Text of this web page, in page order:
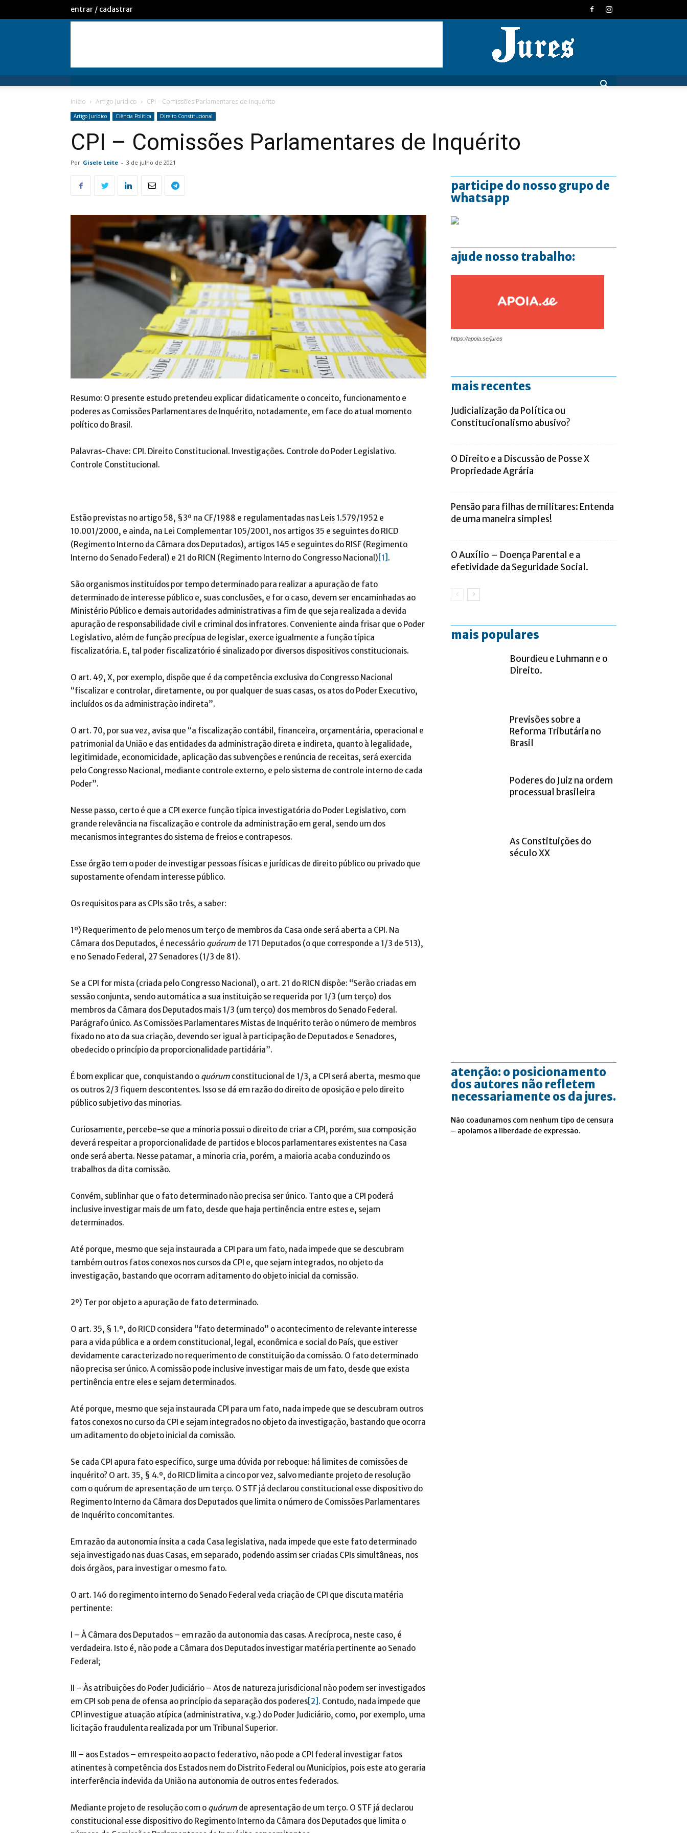
entrar / cadastrar
Início Artigo Jurídico CPI – Comissões Parlamentares de Inquérito
Artigo Jurídico Ciência Política Direito Constitucional
CPI – Comissões Parlamentares de Inquérito
Por Gisele Leite - 3 de julho de 2021
Resumo: O presente estudo pretendeu explicar didaticamente o conceito, funcionamento e
poderes as Comissões Parlamentares de Inquérito, notadamente, em face do atual momento
político do Brasil.
Palavras-Chave: CPI. Direito Constitucional. Investigações. Controle do Poder Legislativo.
Controle Constitucional.
Estão previstas no artigo 58, §3º na CF/1988 e regulamentadas nas Leis 1.579/1952 e
10.001/2000, e ainda, na Lei Complementar 105/2001, nos artigos 35 e seguintes do RICD
(Regimento Interno da Câmara dos Deputados), artigos 145 e seguintes do RISF (Regimento
Interno do Senado Federal) e 21 do RICN (Regimento Interno do Congresso Nacional) [1] .
São organismos instituídos por tempo determinado para realizar a apuração de fato
determinado de interesse público e, suas conclusões, e for o caso, devem ser encaminhadas ao
Ministério Público e demais autoridades administrativas a fim de que seja realizada a devida
apuração de responsabilidade civil e criminal dos infratores. Conveniente ainda frisar que o Poder
Legislativo, além de função precípua de legislar, exerce igualmente a função típica
fiscalizatória. E, tal poder fiscalizatório é sinalizado por diversos dispositivos constitucionais.
O art. 49, X, por exemplo, dispõe que é da competência exclusiva do Congresso Nacional
“fiscalizar e controlar, diretamente, ou por qualquer de suas casas, os atos do Poder Executivo,
incluídos os da administração indireta”.
O art. 70, por sua vez, avisa que “a fiscalização contábil, financeira, orçamentária, operacional e
patrimonial da União e das entidades da administração direta e indireta, quanto à legalidade,
legitimidade, economicidade, aplicação das subvenções e renúncia de receitas, será exercida
pelo Congresso Nacional, mediante controle externo, e pelo sistema de controle interno de cada
Poder”.
Nesse passo, certo é que a CPI exerce função típica investigatória do Poder Legislativo, com
grande relevância na fiscalização e controle da administração em geral, sendo um dos
mecanismos integrantes do sistema de freios e contrapesos.
Esse órgão tem o poder de investigar pessoas físicas e jurídicas de direito público ou privado que
supostamente ofendam interesse público.
Os requisitos para as CPIs são três, a saber:
1º) Requerimento de pelo menos um terço de membros da Casa onde será aberta a CPI. Na
Câmara dos Deputados, é necessário quórum de 171 Deputados (o que corresponde a 1/3 de 513),
e no Senado Federal, 27 Senadores (1/3 de 81).
Se a CPI for mista (criada pelo Congresso Nacional), o art. 21 do RICN dispõe: “Serão criadas em
sessão conjunta, sendo automática a sua instituição se requerida por 1/3 (um terço) dos
membros da Câmara dos Deputados mais 1/3 (um terço) dos membros do Senado Federal.
Parágrafo único. As Comissões Parlamentares Mistas de Inquérito terão o número de membros
fixado no ato da sua criação, devendo ser igual à participação de Deputados e Senadores,
obedecido o princípio da proporcionalidade partidária”.
É bom explicar que, conquistando o quórum constitucional de 1/3, a CPI será aberta, mesmo que
os outros 2/3 fiquem descontentes. Isso se dá em razão do direito de oposição e pelo direito
público subjetivo das minorias.
Curiosamente, percebe-se que a minoria possui o direito de criar a CPI, porém, sua composição
deverá respeitar a proporcionalidade de partidos e blocos parlamentares existentes na Casa
onde será aberta. Nesse patamar, a minoria cria, porém, a maioria acaba conduzindo os
trabalhos da dita comissão.
Convém, sublinhar que o fato determinado não precisa ser único. Tanto que a CPI poderá
inclusive investigar mais de um fato, desde que haja pertinência entre estes e, sejam
determinados.
Até porque, mesmo que seja instaurada a CPI para um fato, nada impede que se descubram
também outros fatos conexos nos cursos da CPI e, que sejam integrados, no objeto da
investigação, bastando que ocorram aditamento do objeto inicial da comissão.
2º) Ter por objeto a apuração de fato determinado.
O art. 35, § 1.º, do RICD considera “fato determinado” o acontecimento de relevante interesse
para a vida pública e a ordem constitucional, legal, econômica e social do País, que estiver
devidamente caracterizado no requerimento de constituição da comissão. O fato determinado
não precisa ser único. A comissão pode inclusive investigar mais de um fato, desde que exista
pertinência entre eles e sejam determinados.
Até porque, mesmo que seja instaurada CPI para um fato, nada impede que se descubram outros
fatos conexos no curso da CPI e sejam integrados no objeto da investigação, bastando que ocorra
um aditamento do objeto inicial da comissão.
Se cada CPI apura fato específico, surge uma dúvida por reboque: há limites de comissões de
inquérito? O art. 35, § 4.º, do RICD limita a cinco por vez, salvo mediante projeto de resolução
com o quórum de apresentação de um terço. O STF já declarou constitucional esse dispositivo do
Regimento Interno da Câmara dos Deputados que limita o número de Comissões Parlamentares
de Inquérito concomitantes.
Em razão da autonomia ínsita a cada Casa legislativa, nada impede que este fato determinado
seja investigado nas duas Casas, em separado, podendo assim ser criadas CPIs simultâneas, nos
dois órgãos, para investigar o mesmo fato.
O art. 146 do regimento interno do Senado Federal veda criação de CPI que discuta matéria
pertinente:
I – À Câmara dos Deputados – em razão da autonomia das casas. A recíproca, neste caso, é
verdadeira. Isto é, não pode a Câmara dos Deputados investigar matéria pertinente ao Senado
Federal;
II – Às atribuições do Poder Judiciário – Atos de natureza jurisdicional não podem ser investigados
em CPI sob pena de ofensa ao princípio da separação dos poderes[2] . Contudo, nada impede que
CPI investigue atuação atípica (administrativa, v.g.) do Poder Judiciário, como, por exemplo, uma
licitação fraudulenta realizada por um Tribunal Superior.
III – aos Estados – em respeito ao pacto federativo, não pode a CPI federal investigar fatos
atinentes à competência dos Estados nem do Distrito Federal ou Municípios, pois este ato geraria
interferência indevida da União na autonomia de outros entes federados.
Mediante projeto de resolução com o quórum de apresentação de um terço. O STF já declarou
constitucional esse dispositivo do Regimento Interno da Câmara dos Deputados que limita o
participe do nosso grupo de
whatsapp
ajude nosso trabalho:
https://apoia.se/jures
mais recentes
Judicialização da Política ou
Constitucionalismo abusivo?
O Direito e a Discussão de Posse X
Propriedade Agrária
Pensão para filhas de militares: Entenda
de uma maneira simples!
O Auxílio – Doença Parental e a
efetividade da Seguridade Social.
mais populares
Bourdieu e Luhmann e o
Direito.
Previsões sobre a
Reforma Tributária no
Brasil
Poderes do Juiz na ordem
processual brasileira
As Constituições do
século XX
atenção: o posicionamento
dos autores não refletem
necessariamente os da jures.
Não coadunamos com nenhum tipo de censura
– apoiamos a liberdade de expressão.